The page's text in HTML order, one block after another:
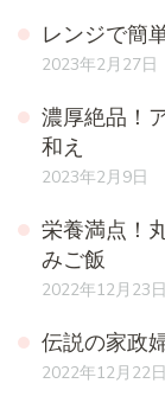
レンジで簡
2023年2月27日
濃厚絶品！
和え
2023年2月9日
栄養満点！
みご飯
2022年12月23日
伝説の家政
2022年12月22日